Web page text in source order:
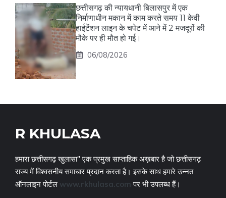
छत्तीसगढ़ की न्यायधानी बिलासपुर में एक
निर्माणाधीन मकान में काम करते समय 11 केवी
हाईटेंशन लाइन के चपेट में आने में 2 मजदूरों की
मौके पर ही मौत हो गई।
06/08/2026
R KHULASA
हमारा छत्तीसगढ़ खुलासा" एक प्रमुख साप्ताहिक अख़बार है जो छत्तीसगढ़
राज्य में विश्वसनीय समाचार प्रदान करता है। इसके साथ हमारे उन्नत
ऑनलाइन पोर्टल www.rkhulasa.com पर भी उपलब्ध हैं।